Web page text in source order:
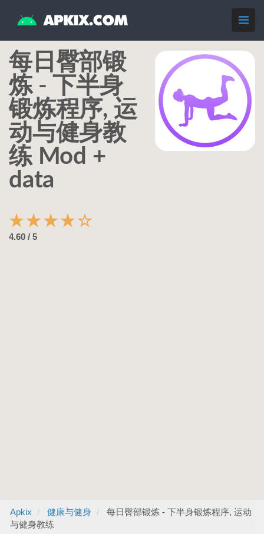
每日臀部锻
炼 - 下半身
锻炼程序, 运
动与健身教
练 Mod +
data
☆
★
★
★
★
4.60 / 5
Apkix 健康与健身
每日臀部锻炼 - 下半身锻炼程序, 运动
与健身教练